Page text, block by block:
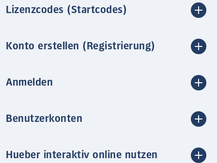
Lizenzcodes (Startcodes)
Konto erstellen (Registrierung)
Anmelden
Benutzerkonten
Hueber interaktiv online nutzen